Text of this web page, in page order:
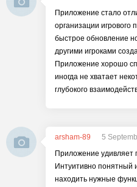
Приложение стало
организации
быстрое обновление
другими игроками
Приложение хорошо
иногда не хватает
глубокого
arsham-89
5
Приложение удивляет
Интуитивно понятный
находить нужные